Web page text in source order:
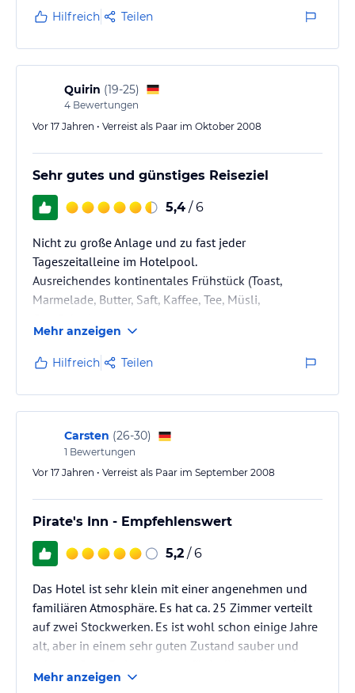
Apartement mit der Möglichkeit zur
Geschirr. Wifi ist kostenlos und Fernseher mit einigen
Kanälen vorhanden. Alles ist sauber und ruhig. Das
Inn hat eine Bar und die…
Hilfreich Teilen
Quirin (19-25)
4 Bewertungen
Vor 17 Jahren • Verreist als Paar im Oktober 2008
Sehr gutes und günstiges Reiseziel
5,4 / 6
Nicht zu große Anlage und zu fast jeder
Tageszeitalleine im Hotelpool.
Ausreichendes kontinentales Frühstück (Toast,
Marmelade, Butter, Saft, Kaffee, Tee, Müsli,
Sehr ruhig in Wohngegend gelegen.
Wir waren im Oktober, was sich als sehr gut erwies,
da noch wenige Touristen auf der Insel sind.
Eine Woche war leider zu kurz. Die Taxifahrerin zum
Flughafen meinte, dass 10 Tage Minimum sind. Das
stimmt!
Man sollte Tagestouren erst vor Ort (Hotelrezeption
Mehr anzeigen
Hilfreich Teilen
Carsten (26-30)
1 Bewertungen
Vor 17 Jahren • Verreist als Paar im September 2008
Pirate's Inn - Empfehlenswert
5,2 / 6
Das Hotel ist sehr klein mit einer angenehmen und
familiären Atmosphäre. Es hat ca. 25 Zimmer verteilt
auf zwei Stockwerken. Es ist wohl schon einige Jahre
alt, aber in einem sehr guten Zustand sauber und
die keinen Luxus erwarten. Bei unserer Buchung
Mehr anzeigen